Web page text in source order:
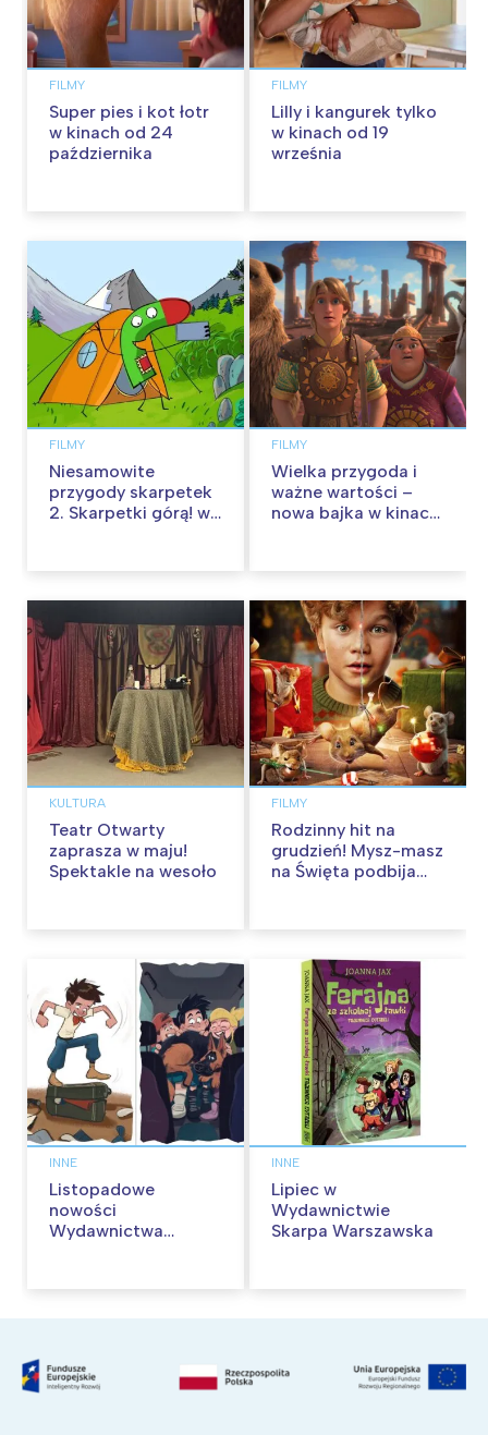
FILMY
Super pies i kot łotr
w kinach od 24
października
FILMY
Lilly i kangurek tylko
w kinach od 19
września
FILMY
Niesamowite
przygody skarpetek
2. Skarpetki górą! w
FILMY
Wielka przygoda i
ważne wartości –
nowa bajka w kinach
KULTURA
Teatr Otwarty
zaprasza w maju!
Spektakle na wesoło
FILMY
Rodzinny hit na
grudzień! Mysz-masz
na Święta podbija
INNE
Listopadowe
nowości
Wydawnictwa
INNE
Lipiec w
Wydawnictwie
Skarpa Warszawska